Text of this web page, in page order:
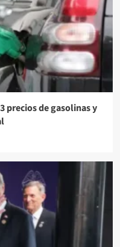
precios de gasolinas y